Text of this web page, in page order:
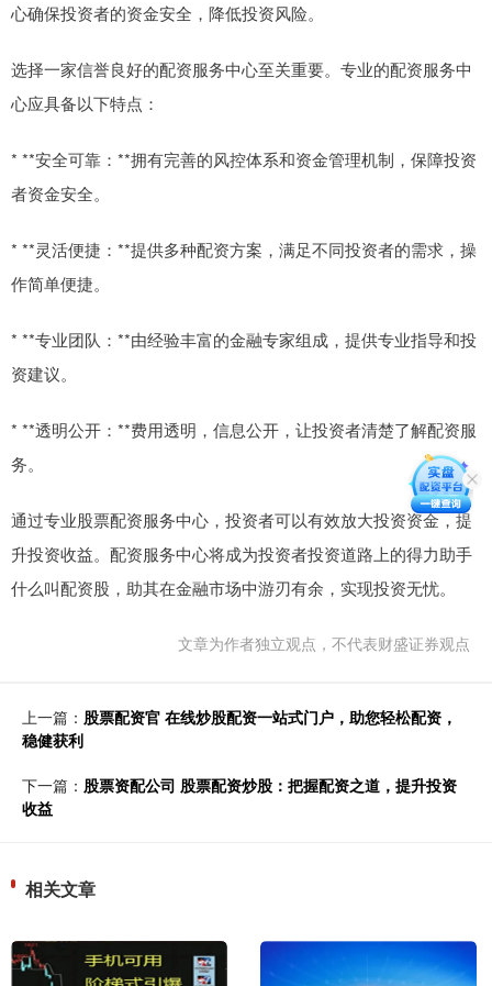
心确保投资者的资金安全，降低投资风险。
选择一家信誉良好的配资服务中心至关重要。专业的配资服务中
心应具备以下特点：
* **安全可靠：**拥有完善的风控体系和资金管理机制，保障投资
者资金安全。
* **灵活便捷：**提供多种配资方案，满足不同投资者的需求，操
作简单便捷。
* **专业团队：**由经验丰富的金融专家组成，提供专业指导和投
资建议。
* **透明公开：**费用透明，信息公开，让投资者清楚了解配资服
务。
通过专业股票配资服务中心，投资者可以有效放大投资资金，提
升投资收益。配资服务中心将成为投资者投资道路上的得力助手
什么叫配资股，助其在金融市场中游刃有余，实现投资无忧。
文章为作者独立观点，不代表财盛证券观点
上一篇： 股票配资官 在线炒股配资一站式门户，助您轻松配资，
稳健获利
下一篇： 股票资配公司 股票配资炒股：把握配资之道，提升投资
收益
相关文章